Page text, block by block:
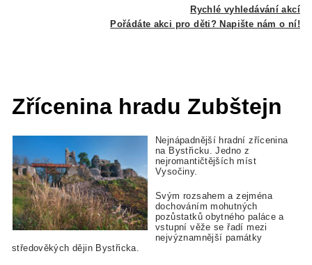
Rychlé vyhledávání akcí
Pořádáte akci pro děti? Napište nám o ní!
Zřícenina hradu Zubštejn
Nejnápadnější hradní zřícenina
na Bystřicku. Jedno z
nejromantičtějších míst
Vysočiny.
Svým rozsahem a zejména
dochováním mohutných
pozůstatků obytného paláce a
vstupní věže se řadí mezi
nejvýznamnější památky
středověkých dějin Bystřicka.